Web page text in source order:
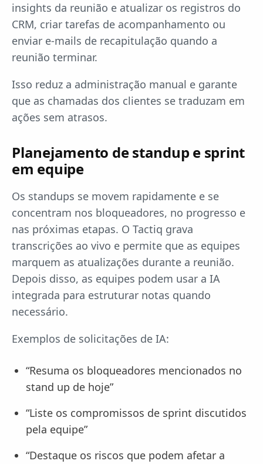
insights da reunião e atualizar os registros do
CRM, criar tarefas de acompanhamento ou
enviar e-mails de recapitulação quando a
reunião terminar.
Isso reduz a administração manual e garante
que as chamadas dos clientes se traduzam em
ações sem atrasos.
Planejamento de standup e sprint
em equipe
Os standups se movem rapidamente e se
concentram nos bloqueadores, no progresso e
nas próximas etapas. O Tactiq grava
transcrições ao vivo e permite que as equipes
marquem as atualizações durante a reunião.
Depois disso, as equipes podem usar a IA
integrada para estruturar notas quando
necessário.
Exemplos de solicitações de IA:
“Resuma os bloqueadores mencionados no
stand up de hoje”
“Liste os compromissos de sprint discutidos
pela equipe”
“Destaque os riscos que podem afetar a